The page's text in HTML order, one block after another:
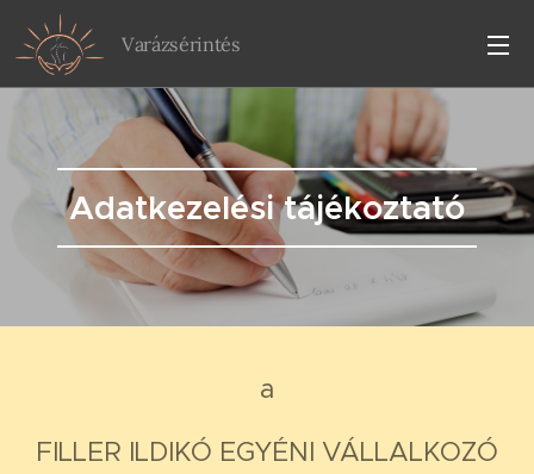
Varázsérintés
Adatkezelési tájékoztató
a
FILLER ILDIKÓ EGYÉNI VÁLLALKOZÓ